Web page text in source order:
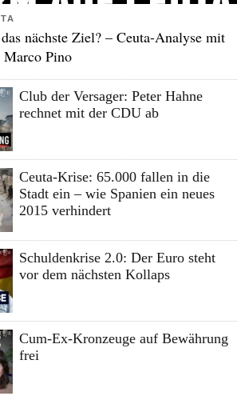
nächste Ziel? – Ceuta-Analyse mit
Pino
Club der Versager: Peter Hahne
rechnet mit der CDU ab
Ceuta-Krise: 65.000 fallen in die
Stadt ein – wie Spanien ein neues
2015 verhindert
Schuldenkrise 2.0: Der Euro steht
vor dem nächsten Kollaps
Cum-Ex-Kronzeuge auf Bewährung
frei